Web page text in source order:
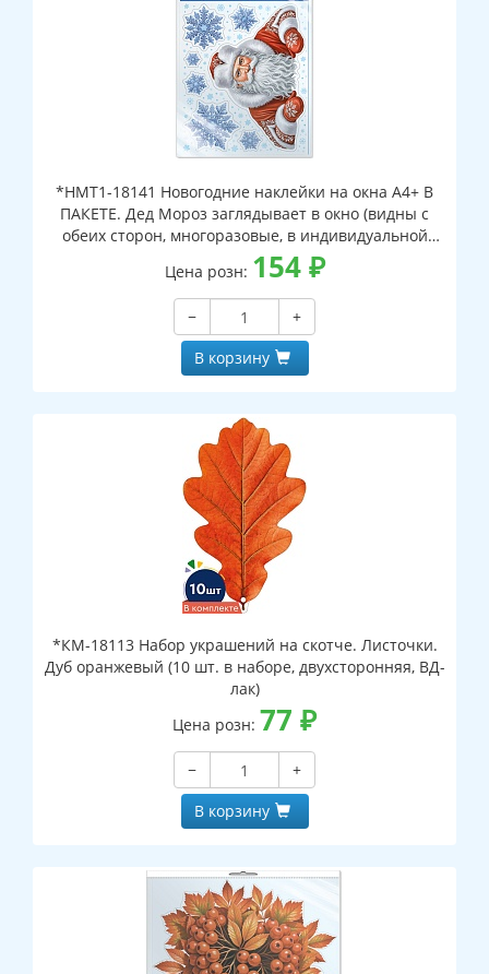
*НМТ1-18141 Новогодние наклейки на окна А4+ В
ПАКЕТЕ. Дед Мороз заглядывает в окно (видны с
обеих сторон, многоразовые, в индивидуальной
упаковке, с европодвесом и клеевым клапаном)
Цена розн: 154₽
−
+
В корзину
*КМ-18113 Набор украшений на скотче. Листочки.
Дуб оранжевый (10 шт. в наборе, двухсторонняя, ВД-
лак)
Цена розн: 77 ₽
−
+
В корзину